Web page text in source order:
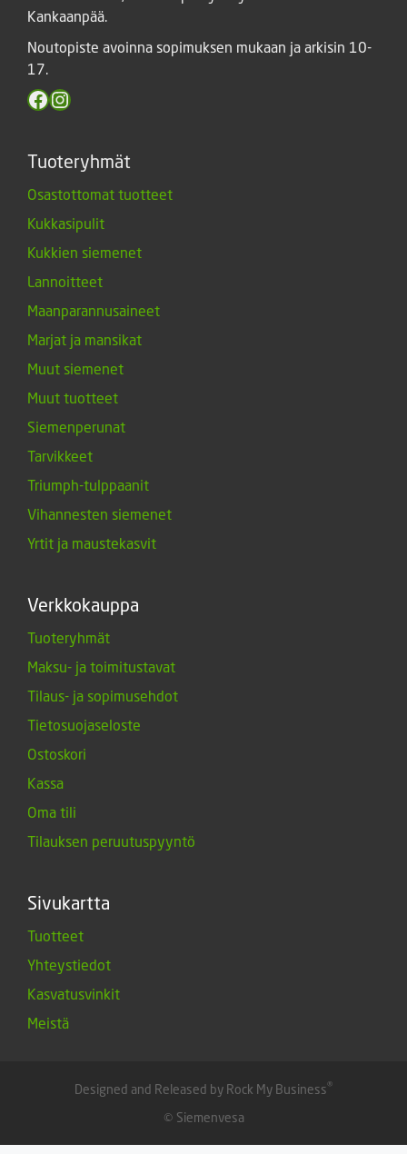
Kankaanpää.
Noutopiste avoinna sopimuksen mukaan ja arkisin 10-
17.
Facebook
Instagram
Tuoteryhmät
Osastottomat tuotteet
Kukkasipulit
Kukkien siemenet
Lannoitteet
Maanparannusaineet
Marjat ja mansikat
Muut siemenet
Muut tuotteet
Siemenperunat
Tarvikkeet
Triumph-tulppaanit
Vihannesten siemenet
Yrtit ja maustekasvit
Verkkokauppa
Tuoteryhmät
Maksu- ja toimitustavat
Tilaus- ja sopimusehdot
Tietosuojaseloste
Ostoskori
Kassa
Oma tili
Tilauksen peruutuspyyntö
Sivukartta
Tuotteet
Yhteystiedot
Kasvatusvinkit
Meistä
Designed and Released by Rock My Business®
© Siemenvesa